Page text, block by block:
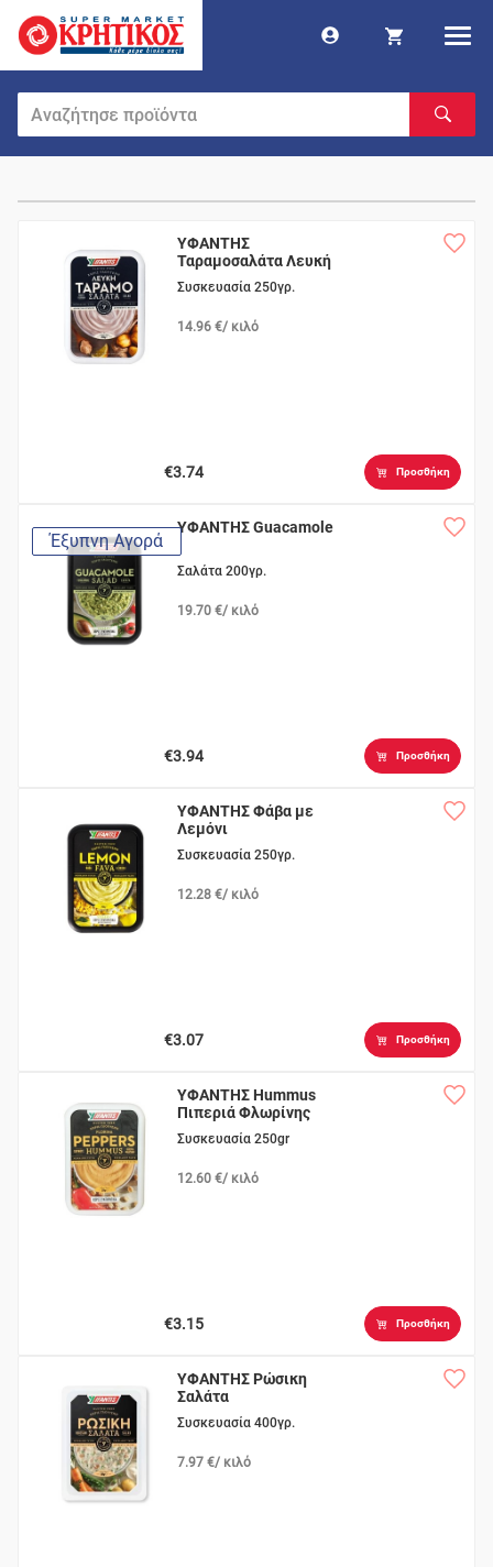
ΥΦΑΝΤΗΣ
Ταραμοσαλάτα Λευκή
Συσκευασία 250γρ.
14.96 €/ κιλό
€3.74 Προσθήκη
Έξυπνη Αγορά
ΥΦΑΝΤΗΣ Guacamole
Σαλάτα 200γρ.
19.70 €/ κιλό
€3.94 Προσθήκη
ΥΦΑΝΤΗΣ Φάβα με
Λεμόνι
Συσκευασία 250γρ.
12.28 €/ κιλό
€3.07 Προσθήκη
ΥΦΑΝΤΗΣ Hummus
Πιπεριά Φλωρίνης
Συσκευασία 250gr
12.60 €/ κιλό
€3.15 Προσθήκη
ΥΦΑΝΤΗΣ Ρώσικη
Σαλάτα
Συσκευασία 400γρ.
7.97 €/ κιλό